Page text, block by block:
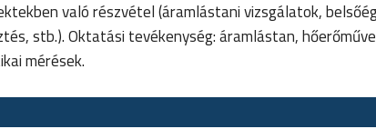
való részvétel (áramlástani vizsgálatok,
stb.). Oktatási tevékenység: áramlástan,
mérések.